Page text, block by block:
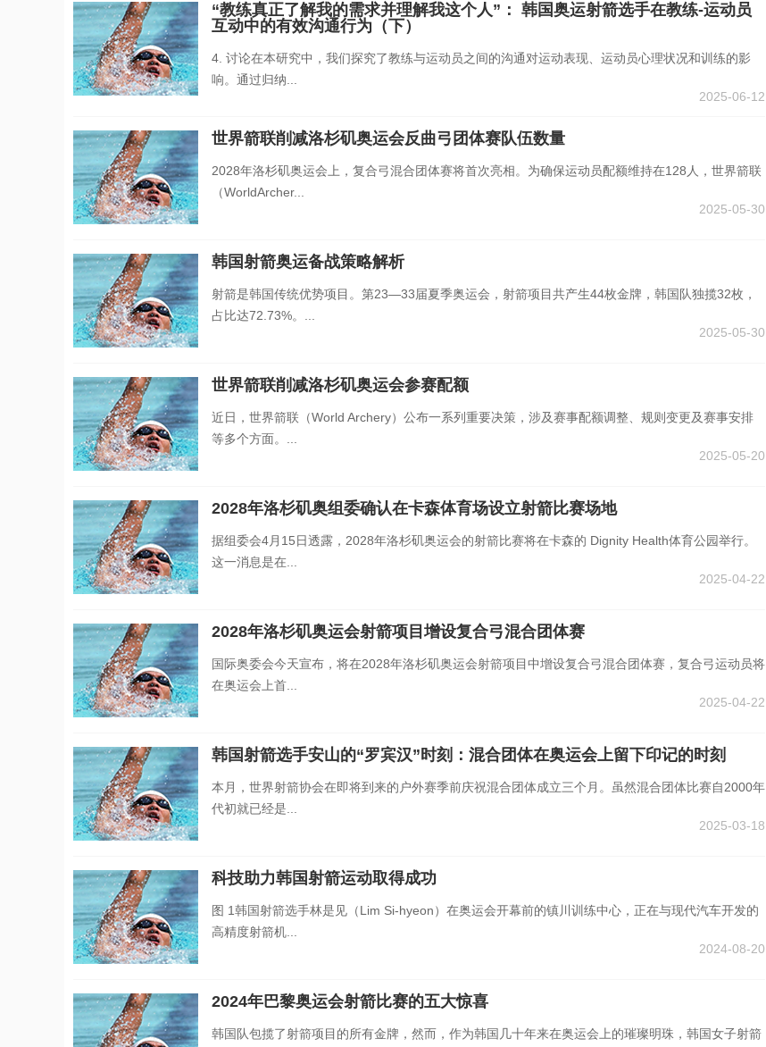
“教练真正了解我的需求并理解我这个人”： 韩国奥运射箭选手在教练-运动员
互动中的有效沟通行为（下）
4. 讨论在本研究中，我们探究了教练与运动员之间的沟通对运动表现、运动员心理状况和训练的影
响。通过归纳...
2025-06-12
世界箭联削减洛杉矶奥运会反曲弓团体赛队伍数量
2028年洛杉矶奥运会上，复合弓混合团体赛将首次亮相。为确保运动员配额维持在128人，世界箭联
（WorldArcher...
2025-05-30
韩国射箭奥运备战策略解析
射箭是韩国传统优势项目。第23—33届夏季奥运会，射箭项目共产生44枚金牌，韩国队独揽32枚，
占比达72.73%。...
2025-05-30
世界箭联削减洛杉矶奥运会参赛配额
近日，世界箭联（World Archery）公布一系列重要决策，涉及赛事配额调整、规则变更及赛事安排
等多个方面。...
2025-05-20
2028年洛杉矶奥组委确认在卡森体育场设立射箭比赛场地
据组委会4月15日透露，2028年洛杉矶奥运会的射箭比赛将在卡森的 Dignity Health体育公园举行。
这一消息是在...
2025-04-22
2028年洛杉矶奥运会射箭项目增设复合弓混合团体赛
国际奥委会今天宣布，将在2028年洛杉矶奥运会射箭项目中增设复合弓混合团体赛，复合弓运动员将
在奥运会上首...
2025-04-22
韩国射箭选手安山的“罗宾汉”时刻：混合团体在奥运会上留下印记的时刻
本月，世界射箭协会在即将到来的户外赛季前庆祝混合团体成立三个月。虽然混合团体比赛自2000年
代初就已经是...
2025-03-18
科技助力韩国射箭运动取得成功
图 1韩国射箭选手林是见（Lim Si-hyeon）在奥运会开幕前的镇川训练中心，正在与现代汽车开发的
高精度射箭机...
2024-08-20
2024年巴黎奥运会射箭比赛的五大惊喜
韩国队包揽了射箭项目的所有金牌，然而，作为韩国几十年来在奥运会上的璀璨明珠，韩国女子射箭